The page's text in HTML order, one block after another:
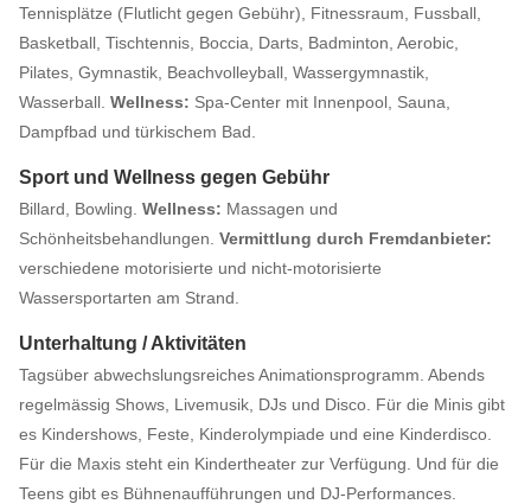
Tennisplätze (Flutlicht gegen Gebühr), Fitnessraum, Fussball,
Basketball, Tischtennis, Boccia, Darts, Badminton, Aerobic,
Pilates, Gymnastik, Beachvolleyball, Wassergymnastik,
Wasserball. Wellness: Spa-Center mit Innenpool, Sauna,
Dampfbad und türkischem Bad.
Sport und Wellness gegen Gebühr
Billard, Bowling. Wellness: Massagen und
Schönheitsbehandlungen. Vermittlung durch Fremdanbieter:
verschiedene motorisierte und nicht-motorisierte
Wassersportarten am Strand.
Unterhaltung / Aktivitäten
Tagsüber abwechslungsreiches Animationsprogramm. Abends
regelmässig Shows, Livemusik, DJs und Disco. Für die Minis gibt
es Kindershows, Feste, Kinderolympiade und eine Kinderdisco.
Für die Maxis steht ein Kindertheater zur Verfügung. Und für die
Teens gibt es Bühnenaufführungen und DJ-Performances.